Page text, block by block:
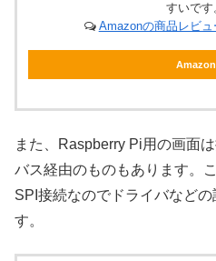
すいです
Amazonの商品レビ
Amazon
また、Raspberry Pi用の画面
バス経由のものもあります。
SPI接続なのでドライバなど
す。